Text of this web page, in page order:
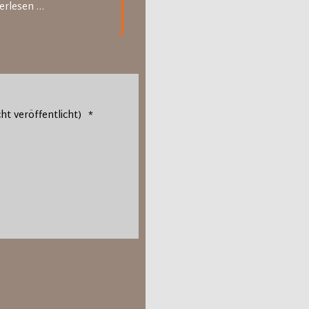
…
veröffentlicht) *